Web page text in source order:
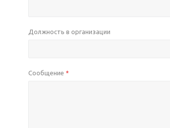
Должность в организации
Сообщение *